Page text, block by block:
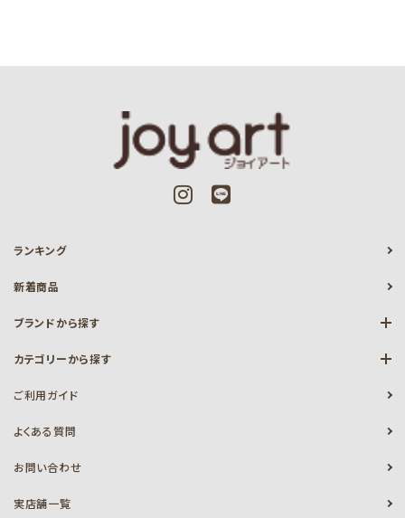
ランキング
新着商品
ブランドから探す
カテゴリーから探す
ご利用ガイド
よくある質問
お問い合わせ
実店舗一覧